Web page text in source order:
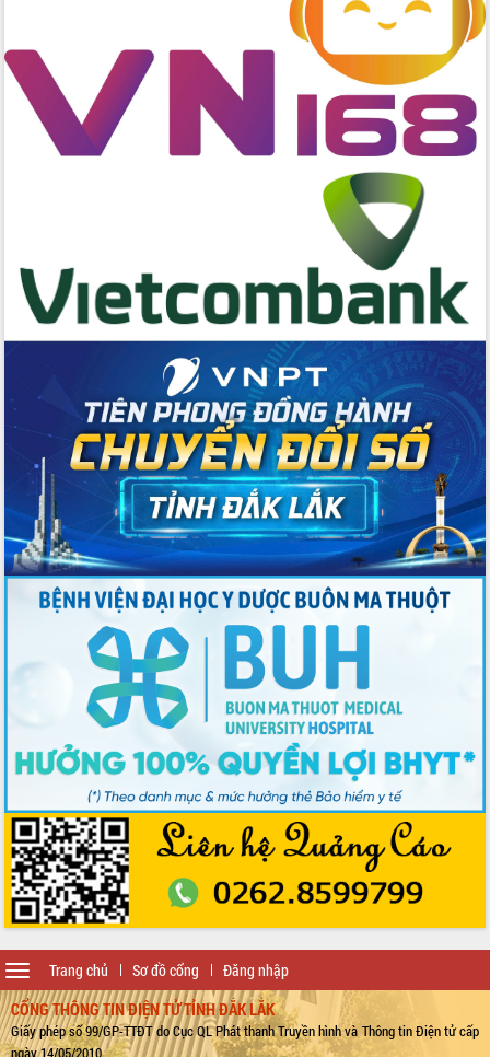
Trang chủ Sơ đồ cổng Đăng nhập
Toggle
navigation
CỔNG THÔNG TIN ĐIỆN TỬ TỈNH ĐẮK LẮK
Giấy phép số 99/GP-TTĐT do Cục QL Phát thanh Truyền hình và Thông tin Điện tử cấp
ngày 14/05/2010